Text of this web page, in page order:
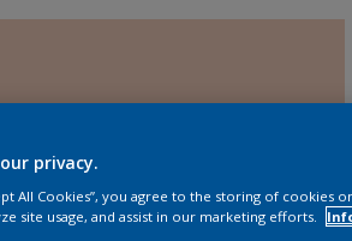
privacy.
All Cookies”, you agree to the storing of cookies
site usage, and assist in our marketing efforts.